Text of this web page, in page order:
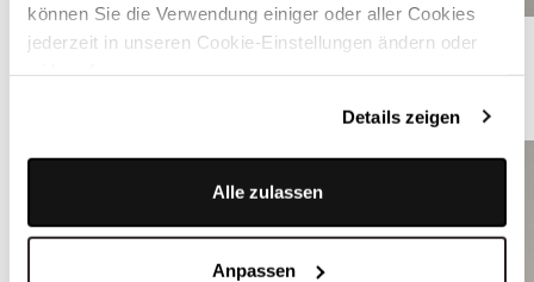
können Sie die Verwendung einiger oder aller Cookies
jederzeit in unseren Cookie-Einstellungen ändern oder
Details zeigen
Alle zulassen
Anpassen
ÄHNLICHE STYLES